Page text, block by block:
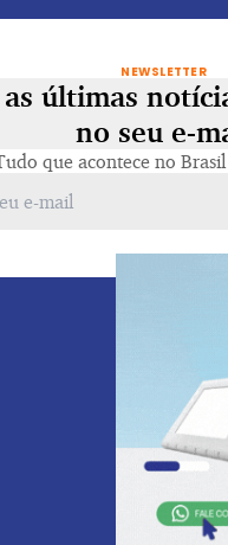
NEWSLETTER
as últimas
no seu e-
que acontece no